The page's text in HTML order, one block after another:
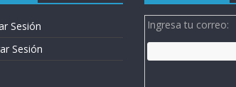
Sesión
Sesión
Ingresa tu correo: